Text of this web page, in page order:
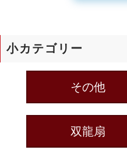
小カテゴリー
その他
双龍扇